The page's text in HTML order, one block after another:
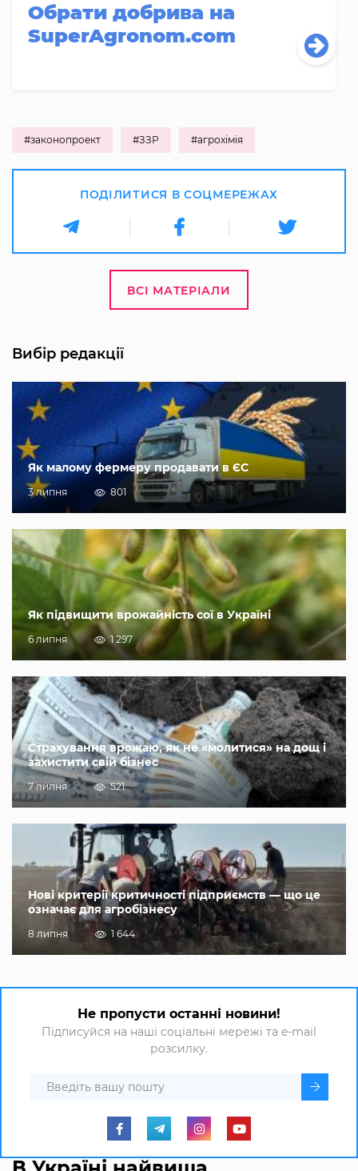
Обрати добрива на
SuperAgronom.com
#законопроект #ЗЗР #агрохімія
ПОДІЛИТИСЯ В СОЦМЕРЕЖАХ
ВСІ МАТЕРІАЛИ
Вибір редакції
Як малому фермеру продавати в ЄС
3 липня 801
Як підвищити врожайність сої в Україні
6 липня 1 297
Страхування врожаю, як не «молитися» на дощ і
захистити свій бізнес
7 липня 521
Нові критерії критичності підприємств — що це
означає для агробізнесу
8 липня 1 644
Не пропусти останні новини!
Підписуйся на наші соціальні мережі та e-mail
розсилку.